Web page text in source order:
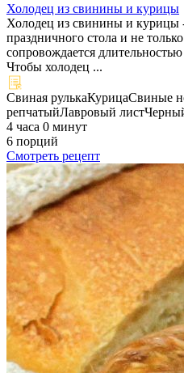
Холодец из свинины и курицы
Холодец из свинины и курицы
праздничного стола и не
сопровождается
Чтобы холодец ...
Свиная рулькаКурицаСвиные
репчатыйЛавровый лист
4 часа 0 минут
6 порций
Смотреть рецепт